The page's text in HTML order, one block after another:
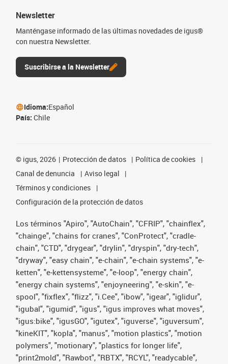
Newsletter
Manténgase informado de las últimas novedades de igus®
con nuestra Newsletter.
Suscribirse a la Newsletter
Idioma:Español
País: Chile
© igus, 2026 Protección de datos
Política de cookies
Canal de denuncia
Aviso legal
Términos y condiciones
Configuración de la protección de datos
Los términos "Apiro", "AutoChain", "CFRIP", "chainflex",
"chainge", "chains for cranes", "ConProtect", "cradle-
chain", "CTD", "drygear", "drylin", "dryspin", "dry-tech",
"dryway", "easy chain", "e-chain", "e-chain systems", "e-
ketten", "e-kettensysteme", "e-loop", "energy chain",
"energy chain systems", "enjoyneering", "e-skin", "e-
spool", "fixflex", "flizz", "i.Cee", "ibow", "igear", "iglidur",
"igubal", "igumid", "igus", "igus improves what moves",
"igus:bike", "igusGO", "igutex", "iguverse", "iguversum",
"kineKIT", "kopla", "manus", "motion plastics", "motion
polymers", "motionary", "plastics for longer life",
"print2mold", "Rawbot", "RBTX", "RCYL", "readycable",